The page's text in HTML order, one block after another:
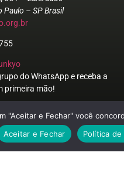
Paulo – SP Brasil
do WhatsApp e receba a
primeira mão!
"Aceitar e Fechar" você
Aceitar e Fechar
Política de